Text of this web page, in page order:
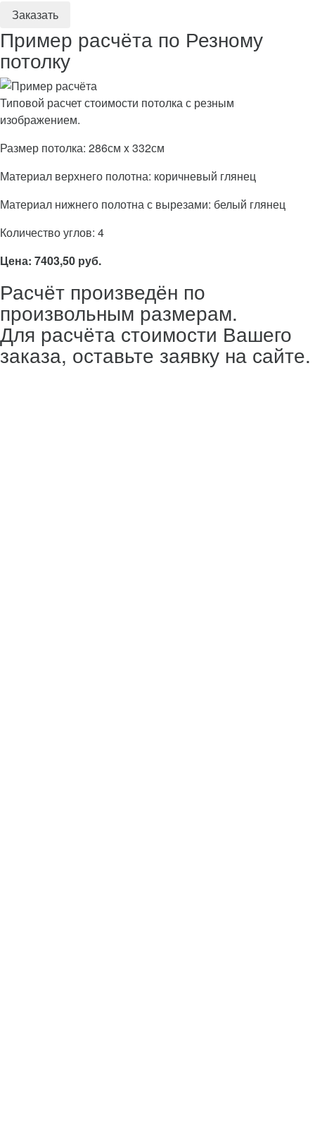
Пример расчёта по Резному
потолку
Типовой расчет стоимости потолка с резным
изображением.
Размер потолка: 286см x 332см
Материал верхнего полотна: коричневый глянец
Материал нижнего полотна с вырезами: белый глянец
Количество углов: 4
Цена: 7403,50 руб.
Расчёт произведён по
произвольным размерам.
Для расчёта стоимости Вашего
заказа, оставьте заявку на сайте.